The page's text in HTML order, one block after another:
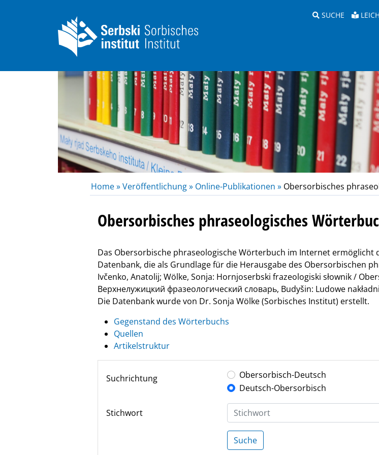
SUCHE
Home »Veröffentlichung » Online-Publikationen » Obersorbisches
Obersorbisches phraseologisches
Das Obersorbische phraseologische Wörterbuch im Internet
Datenbank, die als Grundlage für die Herausgabe des Obersorbischen
Ivčenko, Anatolij; Wölke, Sonja: Hornjoserbski frazeologiski słownik /
Верхнелужицкий фразеологический словарь, Budyšin: Ludowe
Die Datenbank wurde von Dr. Sonja Wölke (Sorbisches Institut) erstellt.
Gegenstand des Wörterbuchs
Quellen
Artikelstruktur
Suchrichtung
Obersorbisch-Deutsch
Deutsch-Obersorbisch
Stichwort
Suche